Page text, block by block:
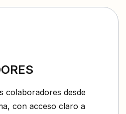
colaboradores desde
con acceso claro a